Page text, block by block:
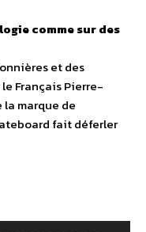
comme sur des
et des
Français Pierre-
marque de
fait déferler